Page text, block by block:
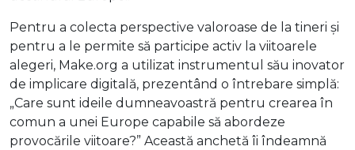
Pentru a colecta perspective valoroase de la tineri și
pentru a le permite să participe activ la viitoarele
alegeri, Make.org a utilizat instrumentul său inovator
de implicare digitală, prezentând o întrebare simplă:
„Care sunt ideile dumneavoastră pentru crearea în
comun a unei Europe capabile să abordeze
provocările viitoare?” Această anchetă îi îndeamnă